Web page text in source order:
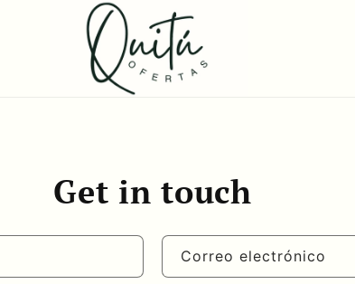
Get in touch
Correo electrónico